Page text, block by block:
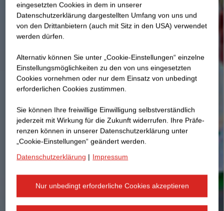
eingesetzten Cookies in dem in unserer
Datenschutzerklärung dargestellten Umfang von uns und
von den Drittanbietern (auch mit Sitz in den USA) verwendet
werden dürfen.
Alternativ können Sie unter „Cookie-Einstellungen“ einzelne
Einstellungsmöglichkeiten zu den von uns eingesetzten
Cookies vornehmen oder nur dem Einsatz von unbedingt
erforderlichen Cookies zustimmen.
Sie können Ihre freiwillige Einwilligung selbstverständlich
jederzeit mit Wirkung für die Zukunft widerrufen. Ihre Prä­fe­
renzen können in unserer Datenschutzerklärung unter
„Cookie-Einstellungen“ geändert werden.
Datenschutzerklärung | Impressum
Nur unbedingt erforderliche Cookies akzeptieren